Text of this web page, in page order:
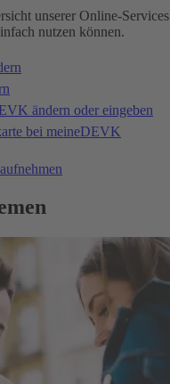
unserer Online-Services
nutzen können.
ändern oder eingeben
bei meineDEVK